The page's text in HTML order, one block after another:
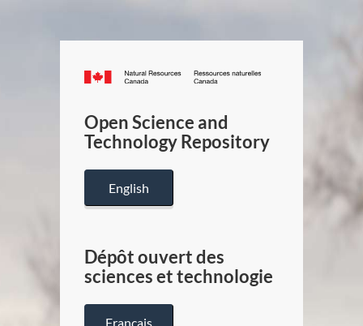
Canada.ca
/
Canada
Open Science and
Technology Repository
English
Dépôt ouvert des
sciences et technologie
Français